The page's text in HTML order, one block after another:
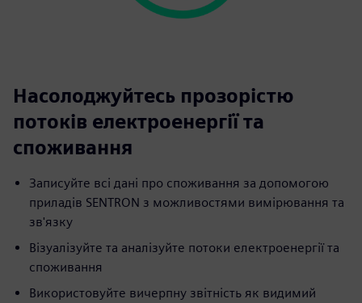
Насолоджуйтесь прозорістю
потоків електроенергії та
споживання
Записуйте всі дані про споживання за допомогою
приладів SENTRON з можливостями вимірювання та
зв'язку
Візуалізуйте та аналізуйте потоки електроенергії та
споживання
Використовуйте вичерпну звітність як видимий